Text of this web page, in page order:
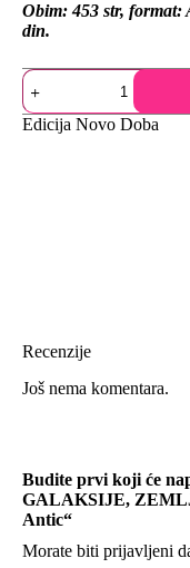
Obim: 453 str, format:
din.
Edicija Novo Doba
Recenzije
Još nema komentara.
Budite prvi koji će
GALAKSIJE,
Antic“
Morate biti prijavljeni